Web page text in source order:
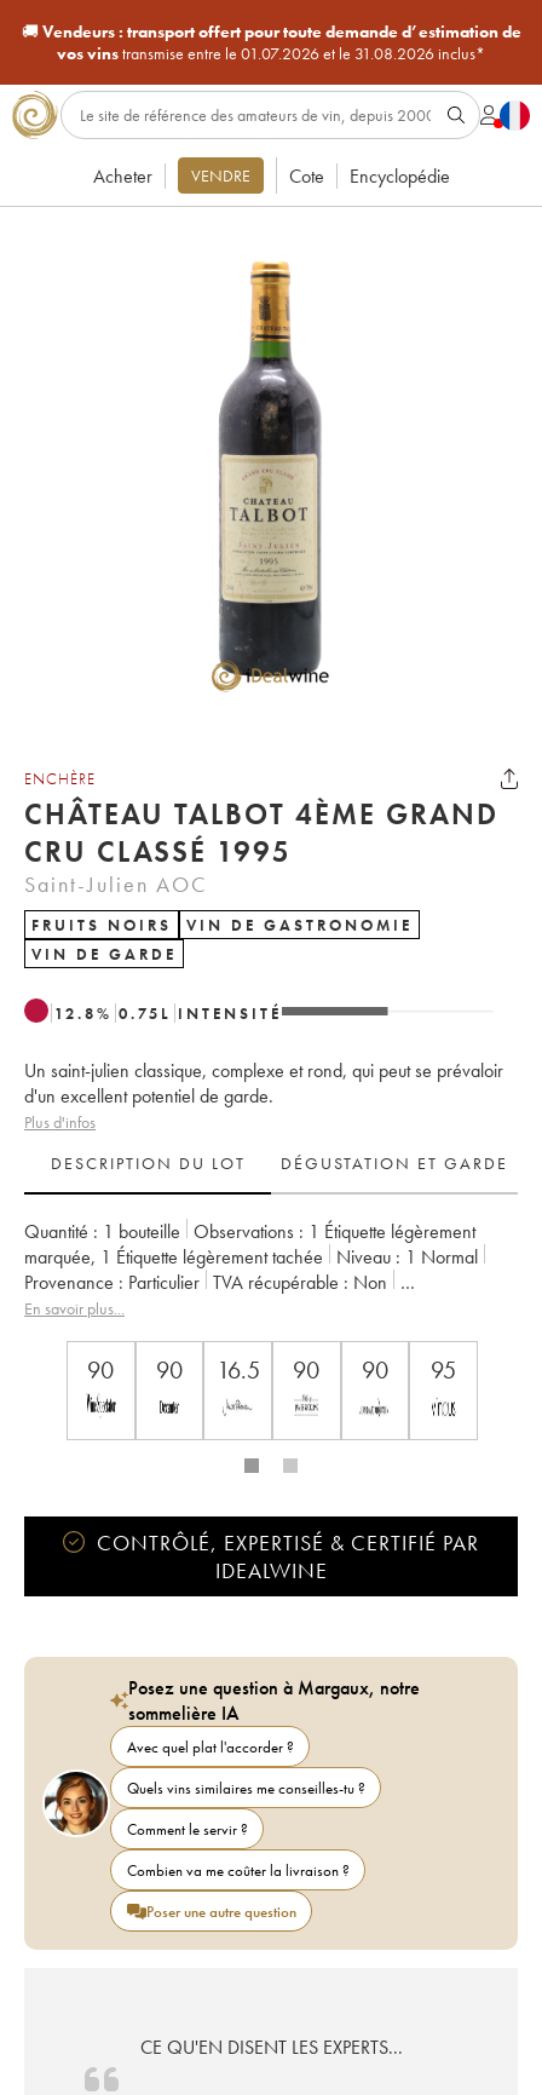
🚚Vendeurs : transport offert pour toute demande d’estimation de
vos vinstransmise entre le 01.07.2026 et le 31.08.2026 inclus*
Acheter VENDRE Cote Encyclopédie
ENCHÈRE
CHÂTEAU TALBOT 4ÈME GRAND
CRU CLASSÉ 1995
Saint-Julien AOC
FRUITS NOIRS
VIN DE GASTRONOMIE
VIN DE GARDE
12.8% 0.75 L INTENSITÉ
Un saint-julien classique, complexe et rond, qui peut se prévaloir
d'un excellent potentiel de garde.
Plus d'infos
DESCRIPTION DU LOT
DÉGUSTATION ET GARDE
Quantité : 1 bouteille Observations : 1 Étiquette légèrement
marquée, 1 Étiquette légèrement tachée Niveau : 1 Normal
Provenance : particulier TVA récupérable :
non
Région :
Bordeaux
Propriétaire :
Famille Bignon-Cordier
En savoir plus...
90 90 16.5 90 90 95
CONTRÔLÉ, EXPERTISÉ & CERTIFIÉ PAR
IDEALWINE
Posez une question à Margaux, notre
sommelière IA
Avec quel plat l'accorder ?
Quels vins similaires me conseilles-tu ?
Comment le servir ?
Combien va me coûter la livraison ?
Poser une autre question
CE QU'EN DISENT LES EXPERTS...